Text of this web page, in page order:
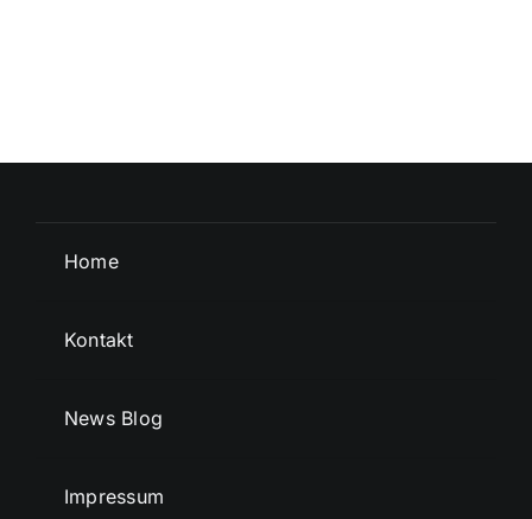
Home
Kontakt
News Blog
Impressum